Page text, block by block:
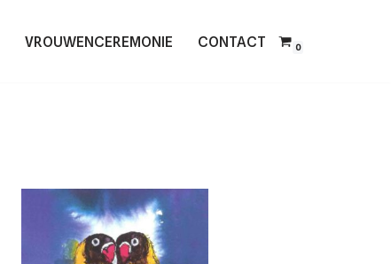
VROUWENCEREMONIE CONTACT 0